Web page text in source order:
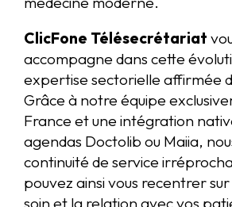
ClicFone Télésecrétariat
accompagne dans cette
expertise sectorielle affirmée
Grâce à notre équipe
France et une intégration
agendas Doctolib ou Maiia,
continuité de service
pouvez ainsi vous recentrer sur
soin et la relation avec vos